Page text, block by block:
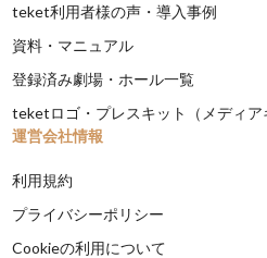
teket利用者様の声・導入事例
資料・マニュアル
登録済み劇場・ホール一覧
teketロゴ・プレスキット（メディア
運営会社情報
利用規約
プライバシーポリシー
Cookieの利用について